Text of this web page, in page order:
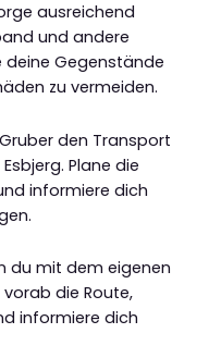
ausreichend
und andere
deine Gegenstände
zu vermeiden.
den Transport
Plane die
informiere dich
du mit dem eigenen
die Route,
informiere dich